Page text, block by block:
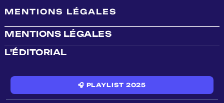
MENTIONS LÉGALES
MENTIONS LÉGALES
L'ÉDITORIAL
🎧 PLAYLIST 2025